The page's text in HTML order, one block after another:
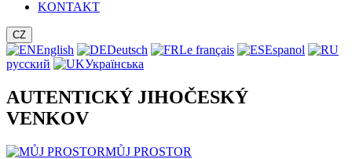
KONTAKT
CZ
English Deutsch Le français
Espanol
русский
Українська
AUTENTICKÝ JIHOČESKÝ
VENKOV
MŮJ PROSTOR